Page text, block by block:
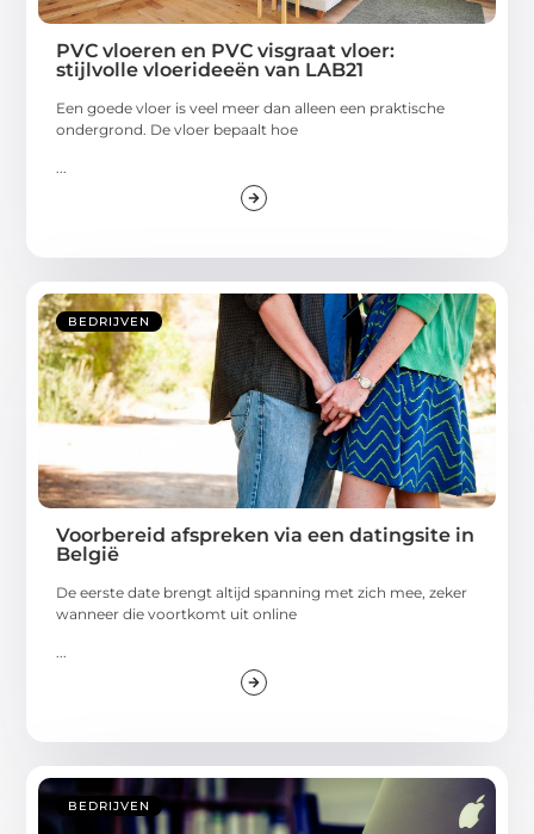
PVC vloeren en PVC visgraat vloer:
stijlvolle vloerideeën van LAB21
Een goede vloer is veel meer dan alleen een praktische
ondergrond. De vloer bepaalt hoe
...
BEDRIJVEN
Voorbereid afspreken via een datingsite in
België
De eerste date brengt altijd spanning met zich mee, zeker
wanneer die voortkomt uit online
...
BEDRIJVEN